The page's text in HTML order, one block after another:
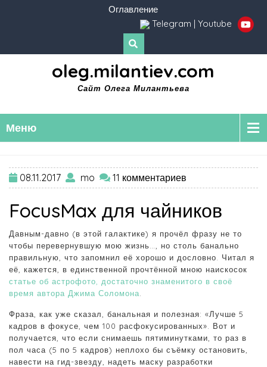
Оглавление
Telegram | Youtube
oleg.milantiev.com
Сайт Олега Милантьева
Меню
08.11.2017 mo 11 комментариев
FocusMax для чайников
Давным-давно (в этой галактике) я прочёл фразу не то
чтобы перевернувшую мою жизнь…, но столь банально
правильную, что запомнил её хорошо и дословно. Читал я
её, кажется, в единственной прочтённой мною наискосок
статье об астрофото, достаточно знаменитого в своё
время автора Джима Соломона
Фраза, как уже сказал, банальная и полезная: «Лучше 5
кадров в фокусе, чем 100 расфокусированных». Вот и
получается, что если снимаешь пятиминутками, то раз в
пол часа (5 по 5 кадров) неплохо бы съёмку остановить,
навести на гид-звезду, надеть маску разработки